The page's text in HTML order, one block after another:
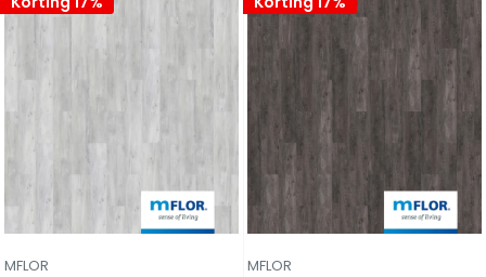
MFLOR MFLOR